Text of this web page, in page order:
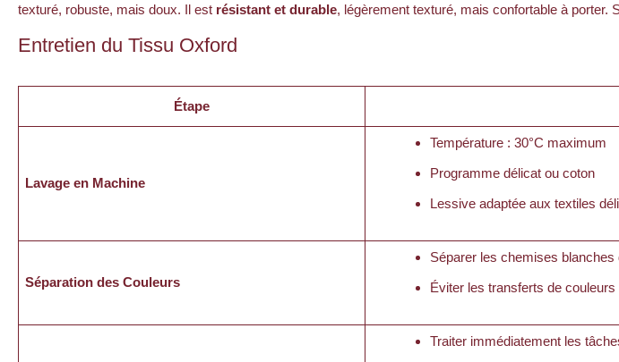
texturé, robuste, mais doux. Il est résistant et durable, légèrement texturé, mais confortable à porter.
Entretien du Tissu Oxford
Étape
Lavage en Machine
Température : 30°C maximum
Programme délicat ou coton
Lessive adaptée aux textiles
Séparation des Couleurs
Séparer les chemises
Éviter les transferts de
Traiter immédiatement les